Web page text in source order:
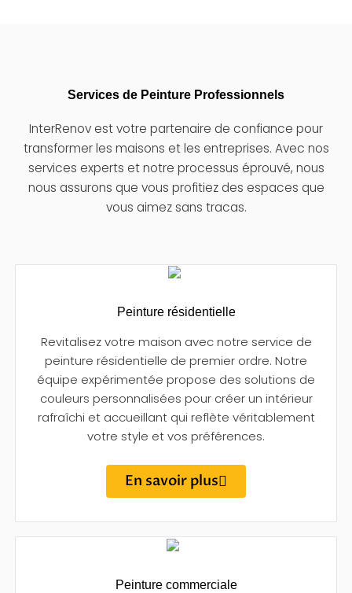
Services de Peinture Professionnels
InterRenov est votre partenaire de confiance pour
transformer les maisons et les entreprises. Avec nos
services experts et notre processus éprouvé, nous
nous assurons que vous profitiez des espaces que
vous aimez sans tracas.
Peinture résidentielle
Revitalisez votre maison avec notre service de
peinture résidentielle de premier ordre. Notre
équipe expérimentée propose des solutions de
couleurs personnalisées pour créer un intérieur
rafraîchi et accueillant qui reflète véritablement
votre style et vos préférences.
En savoir plus
Peinture commerciale